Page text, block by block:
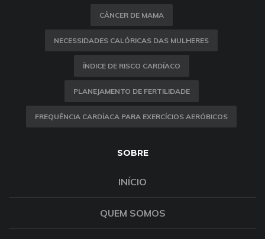
CÂNCER DE MAMA
NECESSIDADES CALÓRICAS DAS MULHERES
ÍNDICE DE RISCO CARDÍACO
PLANEJAMENTO DE FERTILIDADE
FREQUÊNCIA CARDÍACA PARA EXERCÍCIOS AERÓBICOS
SOBRE
INÍCIO
QUEM SOMOS